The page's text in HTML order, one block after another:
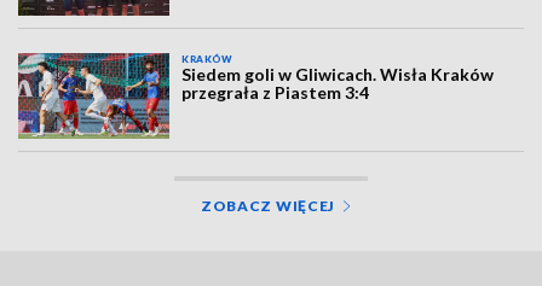
KRAKÓW
Siedem goli w Gliwicach. Wisła Kraków
przegrała z Piastem 3:4
ZOBACZ WIĘCEJ